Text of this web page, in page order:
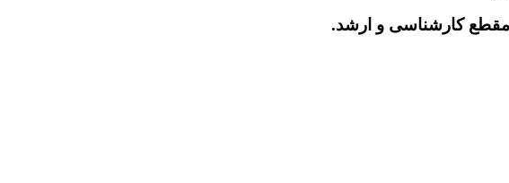
مقطع کارشناسی و ارشد.